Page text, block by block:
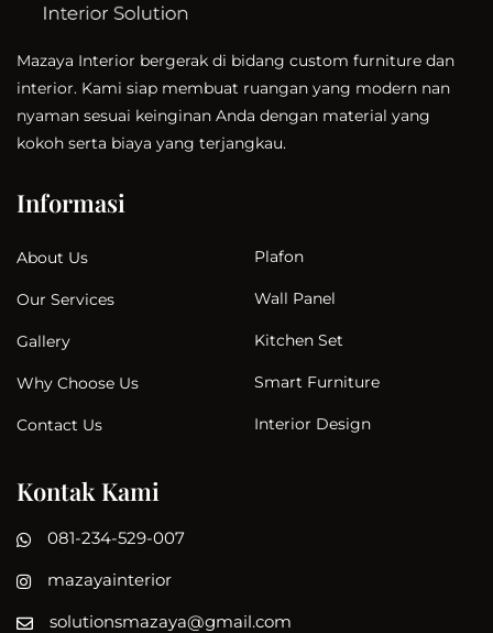
Mazaya Interior bergerak di bidang custom furniture dan
interior. Kami siap membuat ruangan yang modern nan
nyaman sesuai keinginan Anda dengan material yang
kokoh serta biaya yang terjangkau.
Informasi
About Us
Our Services
Gallery
Why Choose Us
Contact Us
Plafon
Wall Panel
Kitchen Set
Smart Furniture
Interior Design
Kontak Kami
081-234-529-007
mazayainterior
solutionsmazaya@gmail.com